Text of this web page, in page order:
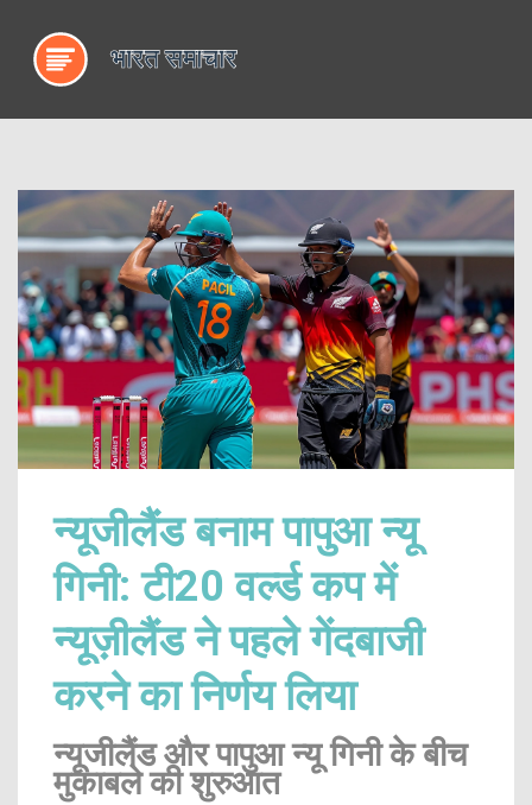
न्यूजीलैंड बनाम पापुआ न्यू
गिनी: टी20 वर्ल्ड कप में
न्यूज़ीलैंड ने पहले गेंदबाजी
करने का निर्णय लिया
न्यूजीलैंड और पापुआ न्यू गिनी के बीच
मुकाबले की शुरुआत